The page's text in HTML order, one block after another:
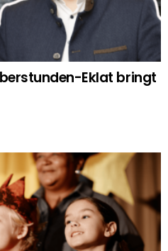
Eklat bringt